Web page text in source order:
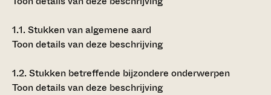
1.1.Stukken van algemene aard
Toon details van deze beschrijving
1.2.Stukken betreffende bijzondere onderwerpen
Toon details van deze beschrijving